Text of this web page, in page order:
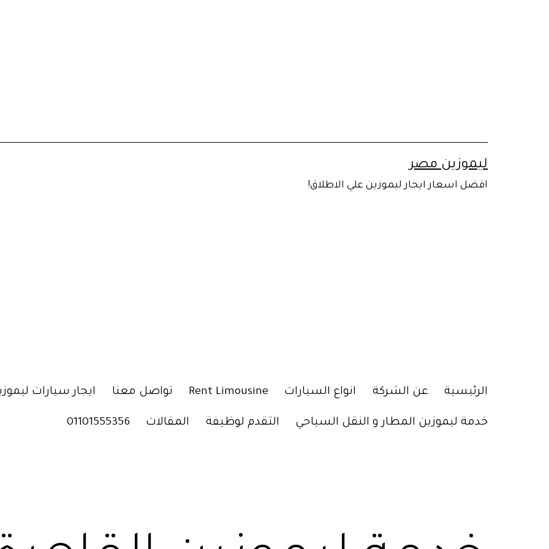
ليموزين مصر
افضل اسعار ايجار ليموزين علي الاطلاق!
الرئيسية عن الشركة انواع السيارات Rent Limousine تواصل معنا ايجار سيارات
خدمة ليموزين المطار و النقل السياحي التقدم لوظيفة المقالات 01101555356